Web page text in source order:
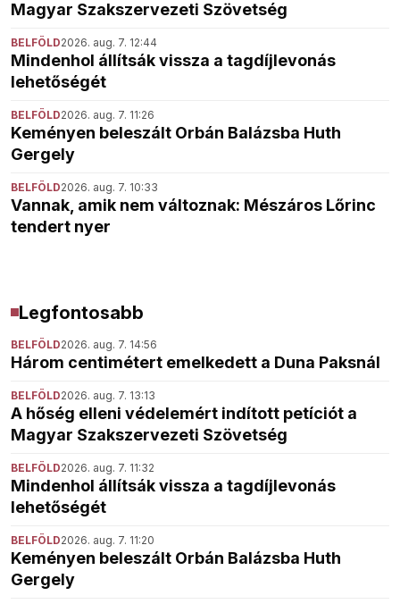
Magyar Szakszervezeti Szövetség
BELFÖLD2026. aug. 7. 12:44
Mindenhol állítsák vissza a tagdíjlevonás
lehetőségét
BELFÖLD2026. aug. 7. 11:26
Keményen beleszált Orbán Balázsba Huth
Gergely
BELFÖLD2026. aug. 7. 10:33
Vannak, amik nem változnak: Mészáros Lőrinc
tendert nyer
Legfontosabb
BELFÖLD2026. aug. 7. 14:56
Három centimétert emelkedett a Duna Paksnál
BELFÖLD2026. aug. 7. 13:13
A hőség elleni védelemért indított petíciót a
Magyar Szakszervezeti Szövetség
BELFÖLD2026. aug. 7. 11:32
Mindenhol állítsák vissza a tagdíjlevonás
lehetőségét
BELFÖLD2026. aug. 7. 11:20
Keményen beleszált Orbán Balázsba Huth
Gergely